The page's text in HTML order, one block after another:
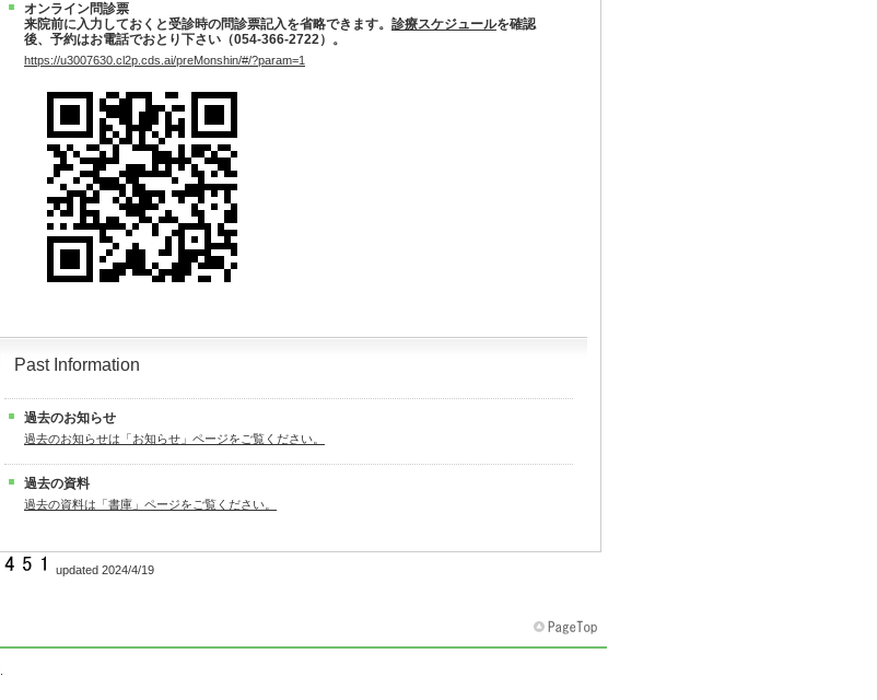
オンライン問診票
来院前に入力しておくと受診時の問診票記入を省略できます。 診療スケジュールを確認
後、予約はお電話でおとり下さい（054-366-2722）。
https://u3007630.cl2p.cds.ai/preMonshin/#/?param=1
Past Information
過去のお知らせ
過去のお知らせは「お知らせ」ページをご覧ください。
過去の資料
過去の資料は「書庫」ページをご覧ください。
updated 2024/4/19